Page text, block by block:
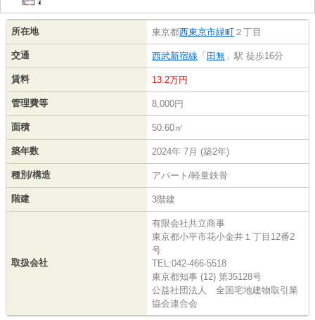
所在地 東京都西東京市緑町 ２丁目
交通 西武新宿線 「 田無 」駅 徒歩16分
賃料 13.2万円
管理費等 8,000円
面積 50.60㎡
築年数 2024年 7月 (築2年)
種別/構造 アパート/軽量鉄骨
階建 3階建
取扱会社
有限会社共立商事
東京都小平市花小金井１丁目12番2
号
TEL:042-466-5518
東京都知事 (12) 第35128号
公益社団法人 全国宅地建物取引業
協会連合会